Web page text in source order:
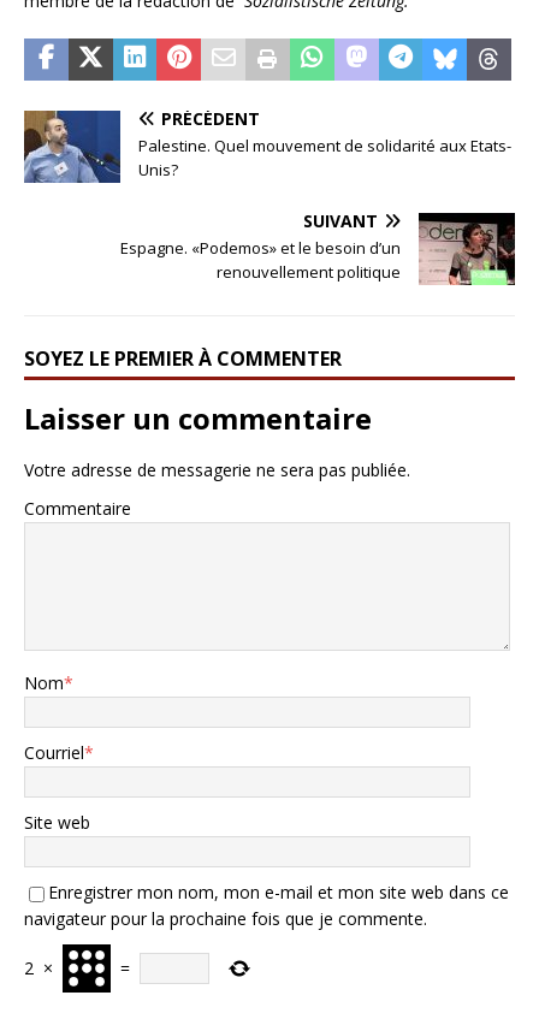
PRÉCÉDENT
Palestine. Quel mouvement de solidarité aux Etats-
Unis?
SUIVANT
Espagne. «Podemos» et le besoin d’un
renouvellement politique
SOYEZ LE PREMIER À COMMENTER
Laisser un commentaire
Votre adresse de messagerie ne sera pas publiée.
Commentaire
Nom*
Courriel*
Site web
Enregistrer mon nom, mon e-mail et mon site web dans ce
navigateur pour la prochaine fois que je commente.
2 × =